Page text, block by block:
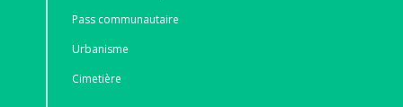
Pass communautaire
Urbanisme
Cimetière